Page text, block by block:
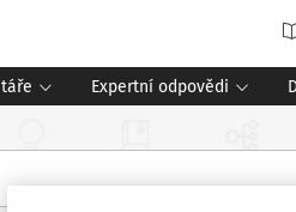
Expertní odpovědi